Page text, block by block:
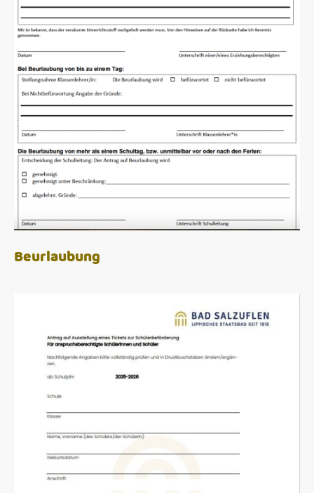
Beurlaubung